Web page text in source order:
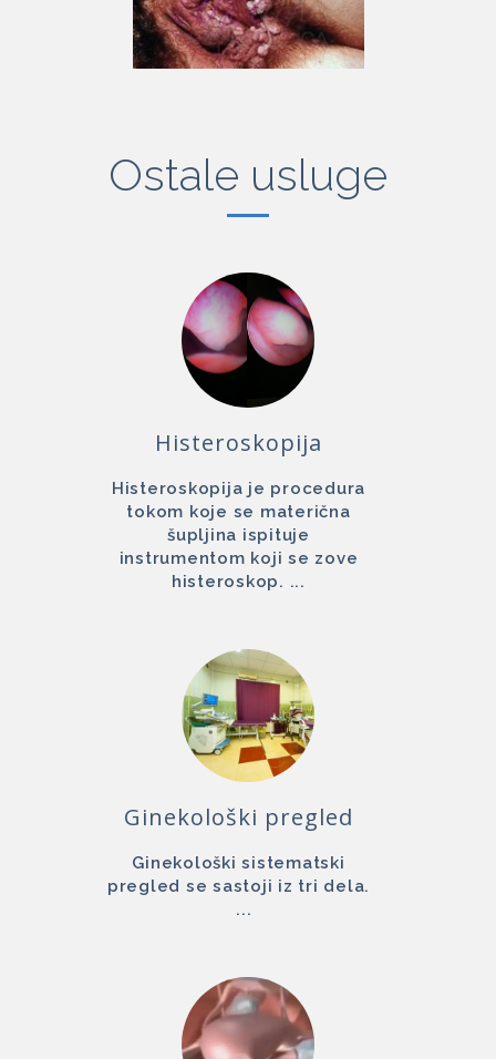
Ostale usluge
Histeroskopija
Histeroskopija je procedura
tokom koje se materična
šupljina ispituje
instrumentom koji se zove
histeroskop. ...
Ginekološki pregled
Ginekološki sistematski
pregled se sastoji iz tri dela.
...